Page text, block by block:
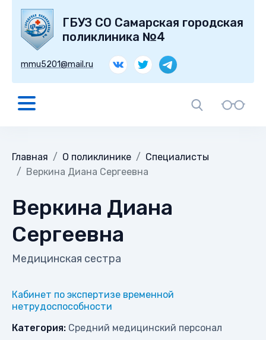
ГБУЗ СО Самарская городская
поликлиника №4
mmu5201@mail.ru
Главная О поликлинике
Специалисты
Веркина Диана Сергеевна
Веркина Диана
Сергеевна
Медицинская сестра
Кабинет по экспертизе временной
нетрудоспособности
Категория: Средний медицинский персонал